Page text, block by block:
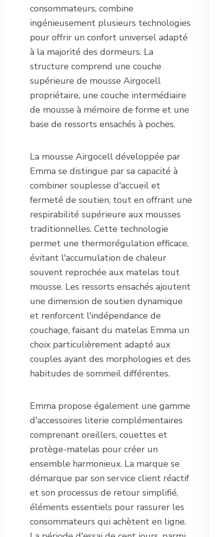
consommateurs, combine
ingénieusement plusieurs technologies
pour offrir un confort universel adapté
à la majorité des dormeurs. La
structure comprend une couche
supérieure de mousse Airgocell
propriétaire, une couche intermédiaire
de mousse à mémoire de forme et une
base de ressorts ensachés à poches.
La mousse Airgocell développée par
Emma se distingue par sa capacité à
combiner souplesse d'accueil et
fermeté de soutien, tout en offrant une
respirabilité supérieure aux mousses
traditionnelles. Cette technologie
permet une thermorégulation efficace,
évitant l'accumulation de chaleur
souvent reprochée aux matelas tout
mousse. Les ressorts ensachés ajoutent
une dimension de soutien dynamique
et renforcent l'indépendance de
couchage, faisant du matelas Emma un
choix particulièrement adapté aux
couples ayant des morphologies et des
habitudes de sommeil différentes.
Emma propose également une gamme
d'accessoires literie complémentaires
comprenant oreillers, couettes et
protège-matelas pour créer un
ensemble harmonieux. La marque se
démarque par son service client réactif
et son processus de retour simplifié,
éléments essentiels pour rassurer les
consommateurs qui achètent en ligne.